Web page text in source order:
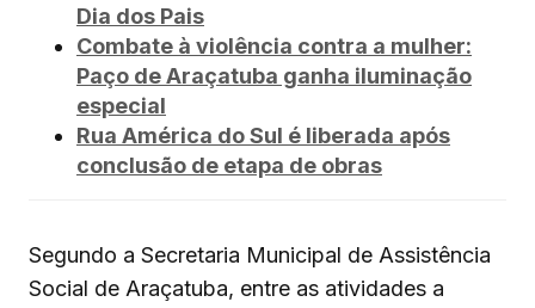
Dia dos Pais
Combate à violência contra a mulher:
Paço de Araçatuba ganha iluminação
especial
Rua América do Sul é liberada após
conclusão de etapa de obras
Segundo a Secretaria Municipal de Assistência
Social de Araçatuba, entre as atividades a